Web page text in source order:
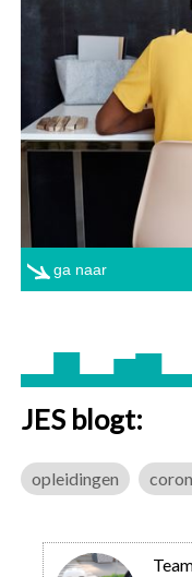
ga naar
JES blogt:
opleidingen